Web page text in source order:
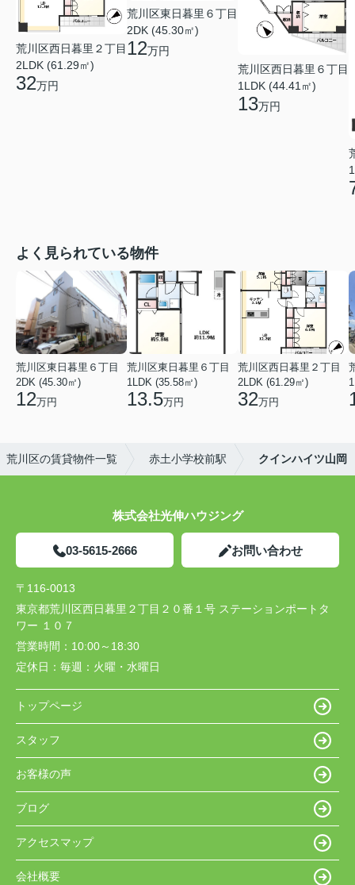
荒川区西日暮里２丁目
2LDK (61.29㎡)
32万円
荒川区東日暮里６丁目
2DK (45.30㎡)
12万円
荒川区西日暮里６丁目
1LDK (44.41㎡)
13万円
よく見られている物件
荒川区東日暮里６丁目
2DK (45.30㎡)
12万円
荒川区東日暮里６丁目
1LDK (35.58㎡)
13.5万円
荒川区西日暮里２丁目
2LDK (61.29㎡)
32万円
荒川区の賃貸物件一覧 赤土小学校前駅 クインハイツ山岡
株式会社光伸ハウジング
03-5615-2666 お問い合わせ
〒116-0013
東京都荒川区西日暮里２丁目２０番１号 ステーションポートタ
ワー １０７
営業時間： 10:00～18:30
定休日： 毎週：火曜・水曜日
トップページ
スタッフ
お客様の声
ブログ
アクセスマップ
会社概要